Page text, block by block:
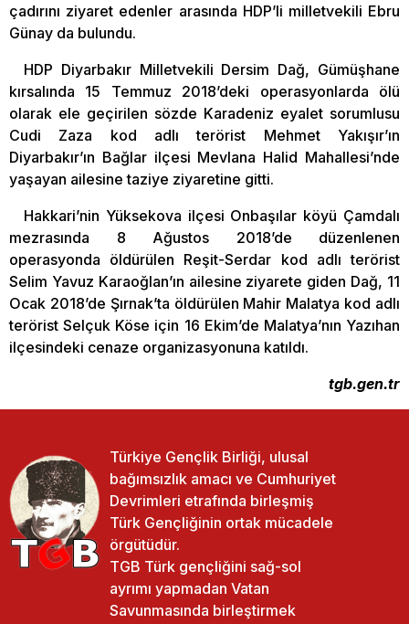
çadırını ziyaret edenler arasında HDP’li milletvekili Ebru
Günay da bulundu.
HDP Diyarbakır Milletvekili Dersim Dağ, Gümüşhane
kırsalında 15 Temmuz 2018’deki operasyonlarda ölü
olarak ele geçirilen sözde Karadeniz eyalet sorumlusu
Cudi Zaza kod adlı terörist Mehmet Yakışır’ın
Diyarbakır’ın Bağlar ilçesi Mevlana Halid Mahallesi’nde
yaşayan ailesine taziye ziyaretine gitti.
Hakkari’nin Yüksekova ilçesi Onbaşılar köyü Çamdalı
mezrasında 8 Ağustos 2018’de düzenlenen
operasyonda öldürülen Reşit-Serdar kod adlı terörist
Selim Yavuz Karaoğlan’ın ailesine ziyarete giden Dağ, 11
Ocak 2018’de Şırnak’ta öldürülen Mahir Malatya kod adlı
terörist Selçuk Köse için 16 Ekim’de Malatya’nın Yazıhan
ilçesindeki cenaze organizasyonuna katıldı.
tgb.gen.tr
Türkiye Gençlik Birliği, ulusal
bağımsızlık amacı ve Cumhuriyet
Devrimleri etrafında birleşmiş
Türk Gençliğinin ortak mücadele
örgütüdür.
TGB Türk gençliğini sağ-sol
ayrımı yapmadan Vatan
Savunmasında birleştirmek